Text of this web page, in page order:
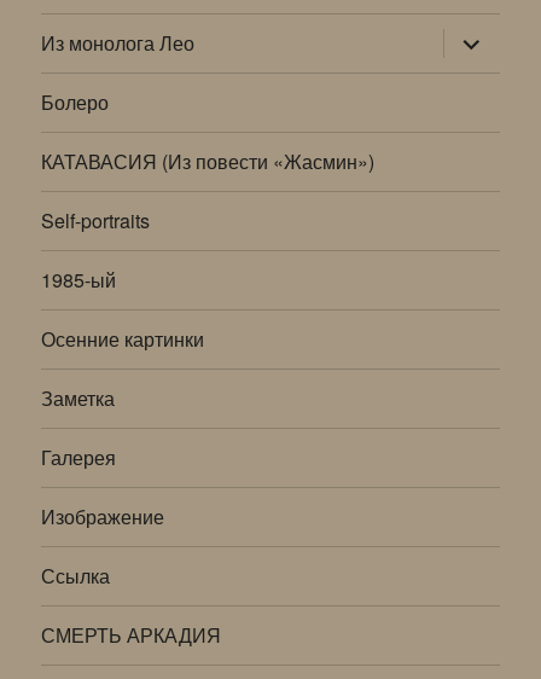
Из монолога Лео раскрыть
дочернее
меню
Болеро
КАТАВАСИЯ (Из повести «Жасмин»)
Self-portraits
1985-ый
Осенние картинки
Заметка
Галерея
Изображение
Ссылка
СМЕРТЬ АРКАДИЯ